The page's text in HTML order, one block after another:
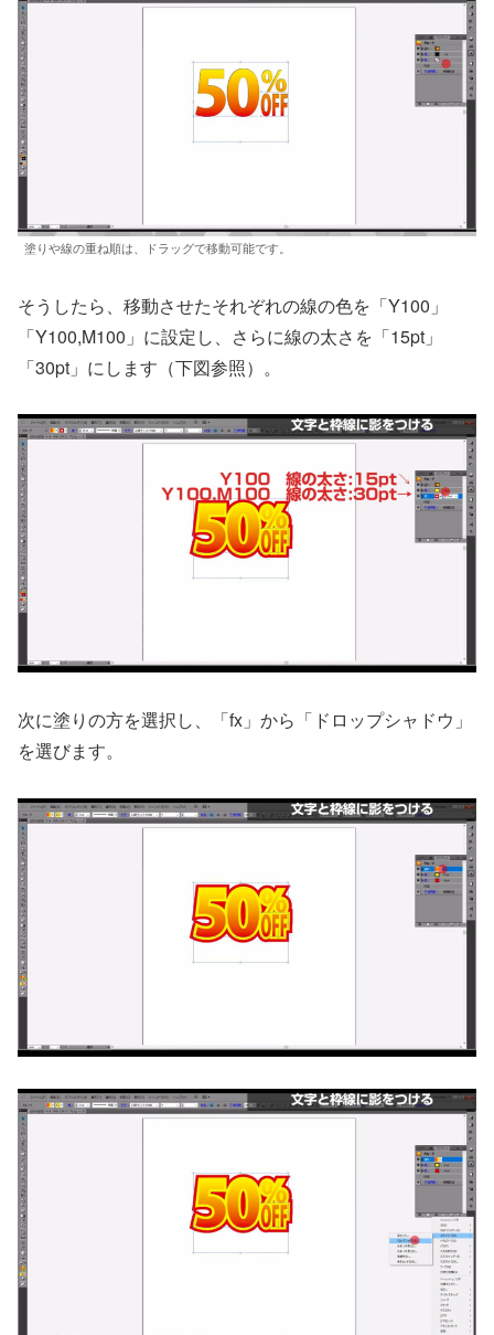
塗りや線の重ね順は、ドラッグで移動可能です。
そうしたら、移動させたそれぞれの線の色を「Y100」
「Y100,M100」に設定し、さらに線の太さを「15pt」
「30pt」にします（下図参照）。
次に塗りの方を選択し、「fx」から「ドロップシャドウ」
を選びます。